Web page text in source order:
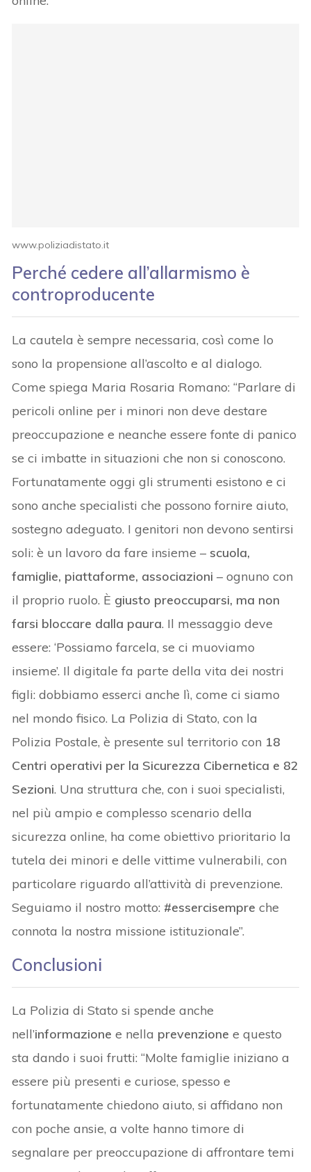
www.poliziadistato.it
Perché cedere all’allarmismo è
controproducente
La cautela è sempre necessaria, così come lo
sono la propensione all’ascolto e al dialogo.
Come spiega Maria Rosaria Romano: “Parlare di
pericoli online per i minori non deve destare
preoccupazione e neanche essere fonte di panico
se ci imbatte in situazioni che non si conoscono.
Fortunatamente oggi gli strumenti esistono e ci
sono anche specialisti che possono fornire aiuto,
sostegno adeguato. I genitori non devono sentirsi
soli: è un lavoro da fare insieme – scuola,
famiglie, piattaforme, associazioni – ognuno con
il proprio ruolo. È giusto preoccuparsi, ma non
farsi bloccare dalla paura. Il messaggio deve
essere: ‘Possiamo farcela, se ci muoviamo
insieme’. Il digitale fa parte della vita dei nostri
figli: dobbiamo esserci anche lì, come ci siamo
nel mondo fisico. La Polizia di Stato, con la
Polizia Postale, è presente sul territorio con 18
Centri operativi per la Sicurezza Cibernetica e 82
Sezioni. Una struttura che, con i suoi specialisti,
nel più ampio e complesso scenario della
sicurezza online, ha come obiettivo prioritario la
tutela dei minori e delle vittime vulnerabili, con
particolare riguardo all’attività di prevenzione.
Seguiamo il nostro motto: #essercisempre che
connota la nostra missione istituzionale”.
Conclusioni
La Polizia di Stato si spende anche
nell’informazione e nella prevenzione e questo
sta dando i suoi frutti: “Molte famiglie iniziano a
essere più presenti e curiose, spesso e
fortunatamente chiedono aiuto, si affidano non
con poche ansie, a volte hanno timore di
segnalare per preoccupazione di affrontare temi